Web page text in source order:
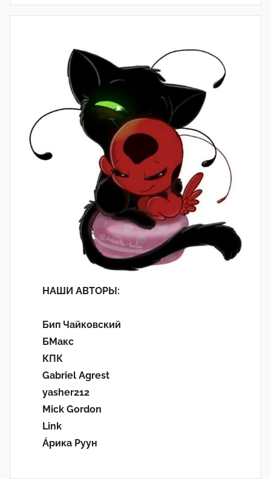
НАШИ АВТОРЫ:
Бип Чайковский
БМакс
КПК
Gabriel Agrest
yasher212
Mick Gordon
Link
Áрика Руун